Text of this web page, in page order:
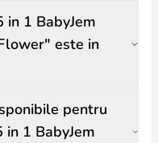
1 BabyJem
este in
pentru
1 BabyJem